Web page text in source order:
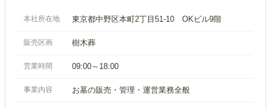
本社所在地 東京都中野区本町2丁目51-10 OKビル9階
販売区画 樹木葬
営業時間 09:00～18:00
事業内容 お墓の販売・管理・運営業務全般